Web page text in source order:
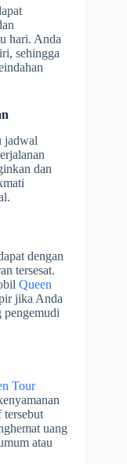
hari. Anda
sehingga
jadwal
dan
dengan
tersesat.
Queen
jika Anda
pengemudi
Tour
tersebut
uang
atau